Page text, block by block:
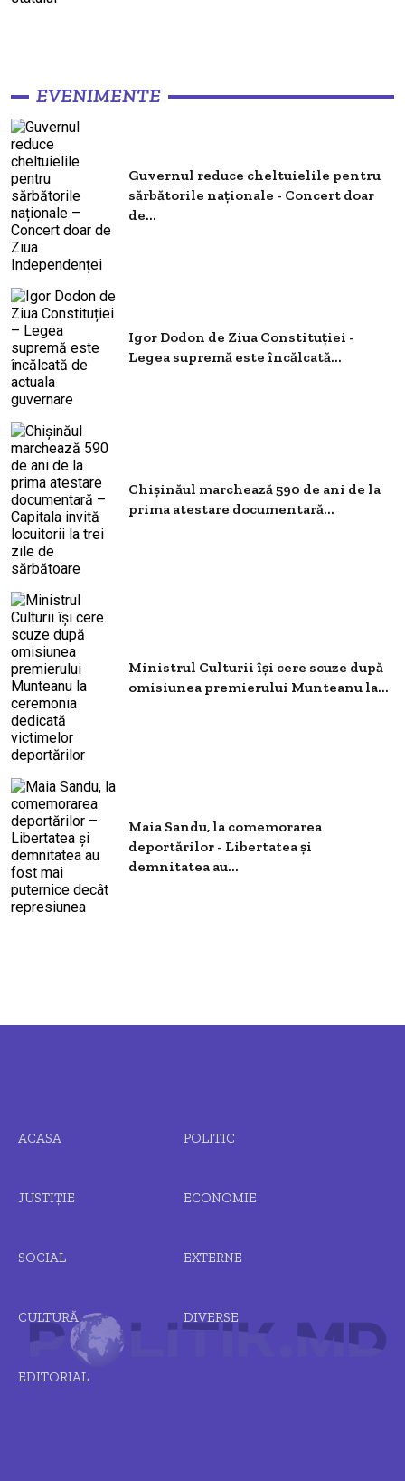
EVENIMENTE
Guvernul reduce cheltuielile pentru
sărbătorile naționale - Concert doar
de...
Igor Dodon de Ziua Constituției -
Legea supremă este încălcată...
Chișinăul marchează 590 de ani de la
prima atestare documentară...
Ministrul Culturii își cere scuze după
omisiunea premierului Munteanu la...
Maia Sandu, la comemorarea
deportărilor - Libertatea și
demnitatea au...
ACASA POLITIC
JUSTIȚIE ECONOMIE
SOCIAL EXTERNE
CULTURĂ DIVERSE
EDITORIAL